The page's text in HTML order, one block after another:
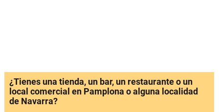
¿Tienes una tienda, un bar, un restaurante o un
local comercial en Pamplona o alguna localidad
de Navarra?